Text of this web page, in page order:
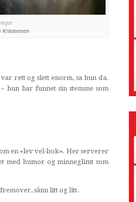
Kristensen
rett og slett enorm, sa hun da.
hun har funnet sin stemme som
en «lev vel-bok». Her serverer
med humor og minneglimt som
sånn litt og litt.